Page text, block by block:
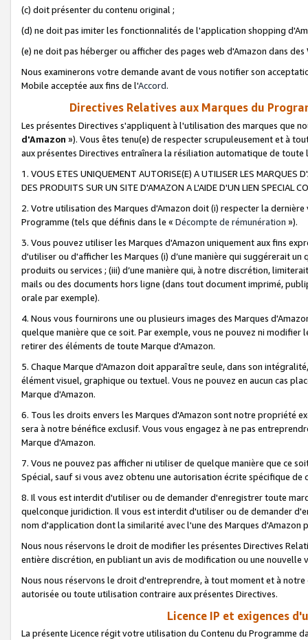
(c) doit présenter du contenu original ;
(d) ne doit pas imiter les fonctionnalités de l'application shopping
(e) ne doit pas héberger ou afficher des pages web d'Amazon dans
Nous examinerons votre demande avant de vous notifier son
Mobile acceptée aux fins de l'Accord.
Directives Relatives aux Marques du
Les présentes Directives s'appliquent à l'utilisation des marques que
d'Amazon »). Vous êtes tenu(e) de respecter scrupuleusement et à
aux présentes Directives entraînera la résiliation automatique de
1. VOUS ETES UNIQUEMENT AUTORISE(E) A UTILISER LES MARQUES
DES PRODUITS SUR UN SITE D'AMAZON A L'AIDE D'UN LIEN SPECIAL
2. Votre utilisation des Marques d'Amazon doit (i) respecter la
Programme (tels que définis dans le « Décompte de rémunération »).
3. Vous pouvez utiliser les Marques d'Amazon uniquement aux fins
d'utiliser ou d'afficher les Marques (i) d’une manière qui suggérerait
produits ou services ; (iii) d’une manière qui, à notre discrétion,
mails ou des documents hors ligne (dans tout document imprimé,
orale par exemple).
4. Nous vous fournirons une ou plusieurs images des Marques
quelque manière que ce soit. Par exemple, vous ne pouvez ni
retirer des éléments de toute Marque d'Amazon.
5. Chaque Marque d'Amazon doit apparaître seule, dans son
élément visuel, graphique ou textuel. Vous ne pouvez en aucun cas
Marque d'Amazon.
6. Tous les droits envers les Marques d'Amazon sont notre propriété
sera à notre bénéfice exclusif. Vous vous engagez à ne pas
Marque d'Amazon.
7. Vous ne pouvez pas afficher ni utiliser de quelque manière que ce
Spécial, sauf si vous avez obtenu une autorisation écrite spécifique de
8. Il vous est interdit d'utiliser ou de demander d'enregistrer toute
quelconque juridiction. Il vous est interdit d'utiliser ou de demander
nom d'application dont la similarité avec l'une des Marques
Nous nous réservons le droit de modifier les présentes Directives
entière discrétion, en publiant un avis de modification ou une nouvelle
Nous nous réservons le droit d'entreprendre, à tout moment et à
autorisée ou toute utilisation contraire aux présentes Directives.
Licence IP et exigences
La présente Licence régit votre utilisation du Contenu du Programme